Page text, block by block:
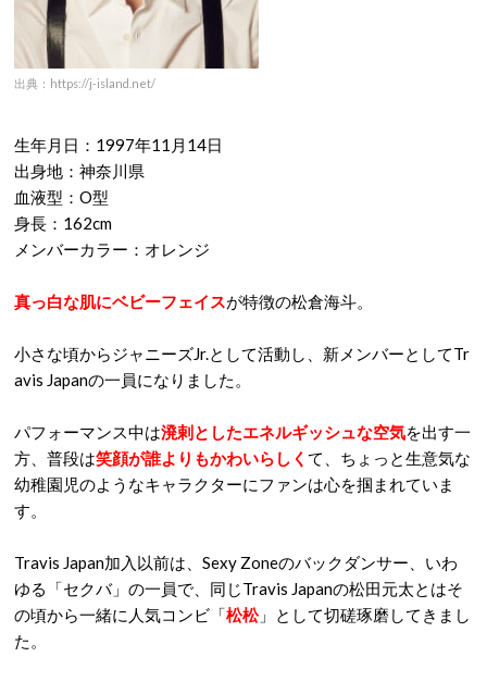
出典：https://j-island.net/
生年月日：1997年11月14日
出身地：神奈川県
血液型：O型
身長：162cm
メンバーカラー：オレンジ
真っ白な肌にベビーフェイスが特徴の松倉海斗。
小さな頃からジャニーズJr.として活動し、新メンバーとしてTr
avis Japanの一員になりました。
パフォーマンス中は溌剌としたエネルギッシュな空気を出す一
方、普段は笑顔が誰よりもかわいらしく て、ちょっと生意気な
幼稚園児のようなキャラクターにファンは心を掴まれていま
す。
Travis Japan加入以前は、Sexy Zoneのバックダンサー、いわ
ゆる「セクバ」の一員で、同じTravis Japanの松田元太とはそ
の頃から一緒に人気コンビ「松松」として切磋琢磨してきまし
た。